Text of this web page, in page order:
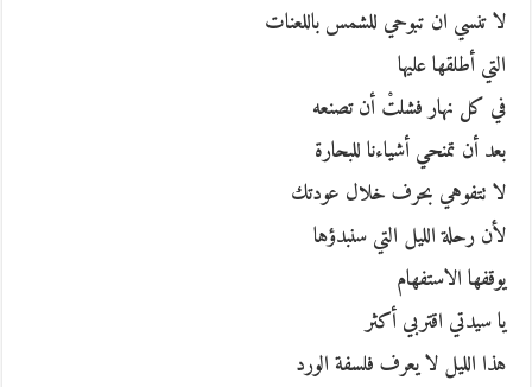
لا تنسي ان تبوحي للشمس باللعنات
التي أطلقها عليها
في كل نهار فشلتْ أن تصنعه
بعد أن تمنحي أشياءنا للبحارة
لا تتفوهي بحرف خلال عودتك
لأن رحلة الليل التي سنبدؤها
يوقفها الاستفهام
يا سيدتي اقتربي أكثر
هذا الليل لا يعرف فلسفة الورد